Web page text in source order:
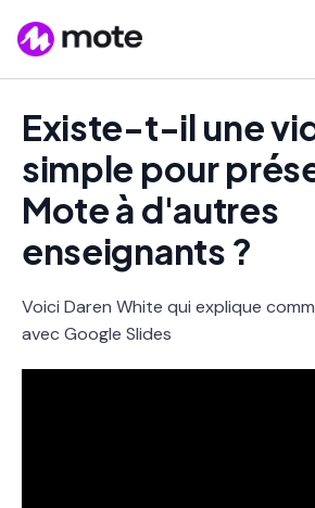
Existe-t-il une
simple pour
Mote à d'autres
enseignants ?
Voici Daren White qui explique
avec Google Slides